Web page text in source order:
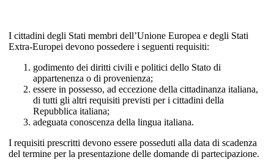
I cittadini degli Stati membri dell’Unione Europea e degli Stati
Extra-Europei devono possedere i seguenti requisiti:
godimento dei diritti civili e politici dello Stato di
appartenenza o di provenienza;
essere in possesso, ad eccezione della cittadinanza italiana,
di tutti gli altri requisiti previsti per i cittadini della
Repubblica italiana;
adeguata conoscenza della lingua italiana.
I requisiti prescritti devono essere posseduti alla data di scadenza
del termine per la presentazione delle domande di partecipazione.